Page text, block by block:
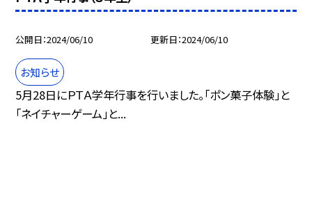
公開日 2024/06/10 更新日 2024/06/10
お知らせ
5月28日にＰＴＡ学年行事を行いました。「ポン菓子体験」と
「ネイチャーゲーム」と...